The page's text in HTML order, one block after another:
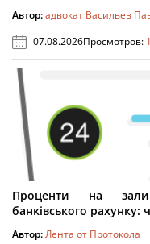
Автор:адвокат Васильев
07.08.2026Просмотров:
Проценти на
банківського
Автор:Лента от Протокола